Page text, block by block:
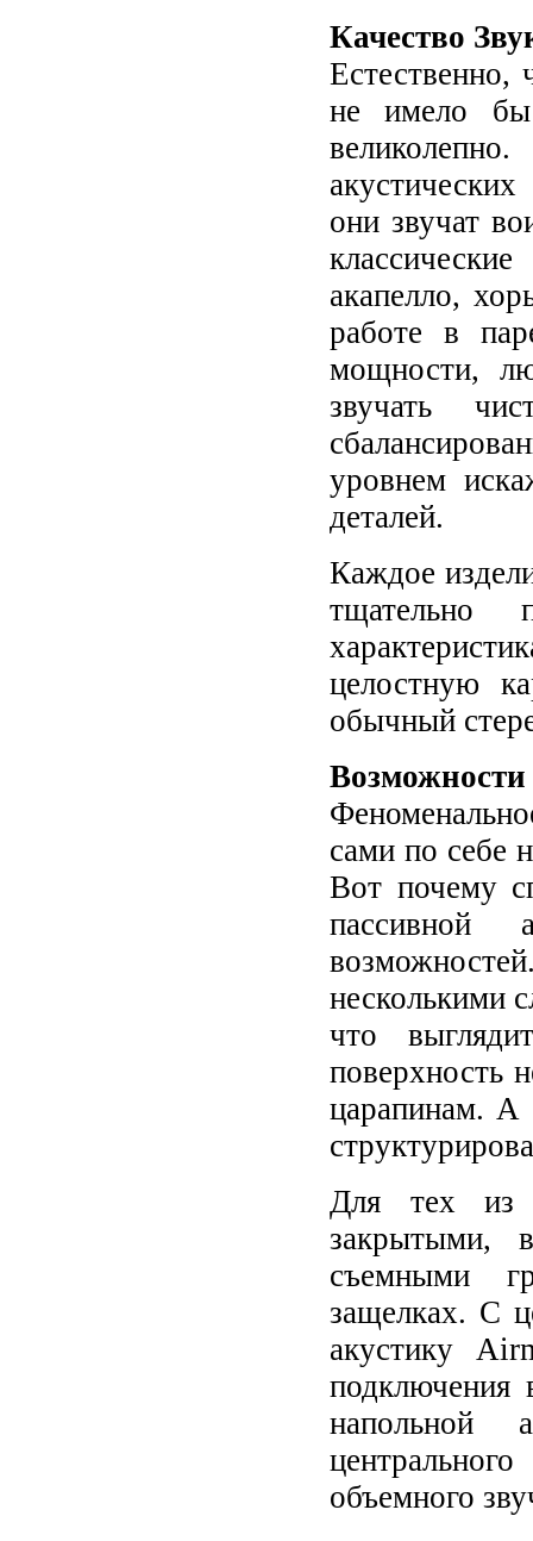
Качество
Естественно,
не имело бы
они звучат
акапелло,
работе в
мощности,
звучать
уровнем
деталей.
Каждое
тщательно
целостную
обычный
сами по себе
Вот почему
несколькими
что
поверхность
царапинам. А
Для тех из
закрытыми,
съемными
защелках. С
акустику
подключения
напольной
объемного